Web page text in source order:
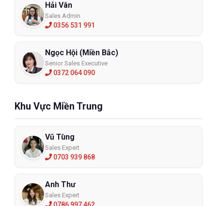
Hải Vân
Sales Admin
0356 531 991
Ngọc Hội (Miền Bắc)
Senior Sales Executive
0372 064 090
Khu Vực Miền Trung
Vũ Tùng
Sales Expert
0703 939 868
Anh Thư
Sales Expert